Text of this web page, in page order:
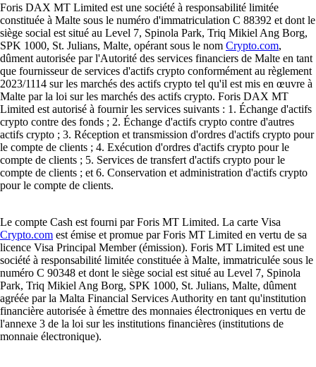
Foris DAX MT Limited est une société à responsabilité limitée
constituée à Malte sous le numéro d'immatriculation C 88392 et dont le
siège social est situé au Level 7, Spinola Park, Triq Mikiel Ang Borg,
SPK 1000, St. Julians, Malte, opérant sous le nom Crypto.com,
dûment autorisée par l'Autorité des services financiers de Malte en tant
que fournisseur de services d'actifs crypto conformément au règlement
2023/1114 sur les marchés des actifs crypto tel qu'il est mis en œuvre à
Malte par la loi sur les marchés des actifs crypto. Foris DAX MT
Limited est autorisé à fournir les services suivants : 1. Échange d'actifs
crypto contre des fonds ; 2. Échange d'actifs crypto contre d'autres
actifs crypto ; 3. Réception et transmission d'ordres d'actifs crypto pour
le compte de clients ; 4. Exécution d'ordres d'actifs crypto pour le
compte de clients ; 5. Services de transfert d'actifs crypto pour le
compte de clients ; et 6. Conservation et administration d'actifs crypto
pour le compte de clients.
Le compte Cash est fourni par Foris MT Limited. La carte Visa
Crypto.com est émise et promue par Foris MT Limited en vertu de sa
licence Visa Principal Member (émission). Foris MT Limited est une
société à responsabilité limitée constituée à Malte, immatriculée sous le
numéro C 90348 et dont le siège social est situé au Level 7, Spinola
Park, Triq Mikiel Ang Borg, SPK 1000, St. Julians, Malte, dûment
agréée par la Malta Financial Services Authority en tant qu'institution
financière autorisée à émettre des monnaies électroniques en vertu de
l'annexe 3 de la loi sur les institutions financières (institutions de
monnaie électronique).